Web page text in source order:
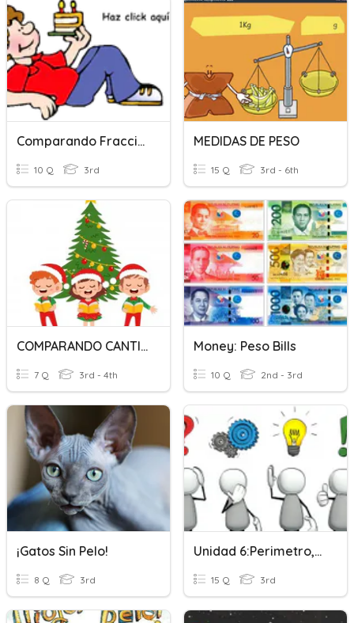
Comparando Fracciones 1509
10 Q 3rd
MEDIDAS DE PESO
15 Q 3rd - 6th
COMPARANDO CANTIDADES
7 Q 3rd - 4th
Money: Peso Bills
10 Q 2nd - 3rd
¡Gatos Sin Pelo!
8 Q 3rd
Unidad 6:Perimetro,Tiempo,Capacidad Y Peso
15 Q 3rd